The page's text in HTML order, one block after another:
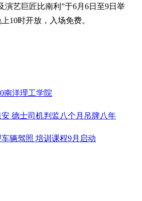
演艺巨匠比南利”于6月6日至9日举
10时开放，入场免费。
南洋理工学院
德士司机判监八个月吊牌八年
辆驾照 培训课程9月启动